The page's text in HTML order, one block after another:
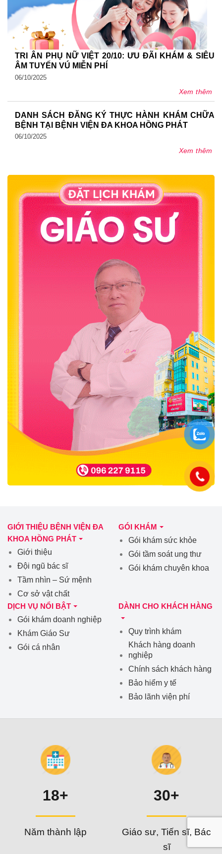
TRI ÂN PHỤ NỮ VIỆT 20/10: ƯU ĐÃI KHÁM & SIÊU
ÂM TUYẾN VÚ MIỄN PHÍ
06/10/2025
Xem thêm
DANH SÁCH ĐĂNG KÝ THỰC HÀNH KHÁM CHỮA
BỆNH TẠI BỆNH VIỆN ĐA KHOA HỒNG PHÁT
06/10/2025
Xem thêm
GIỚI THIỆU BỆNH VIỆN ĐA
KHOA HỒNG PHÁT
Giới thiệu
Đội ngũ bác sĩ
Tầm nhìn – Sứ mệnh
Cơ sở vật chất
GÓI KHÁM
Gói khám sức khỏe
Gói tầm soát ung thư
Gói khám chuyên khoa
DỊCH VỤ NỔI BẬT
Gói khám doanh nghiệp
Khám Giáo Sư
Gói cá nhân
DÀNH CHO KHÁCH HÀNG
Quy trình khám
Khách hàng doanh
nghiệp
Chính sách khách hàng
Bảo hiểm y tế
Bảo lãnh viện phí
18+
Năm thành lập
30+
Giáo sư, Tiến sĩ, Bác
sĩ